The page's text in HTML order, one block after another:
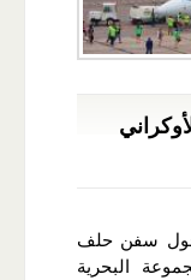
سفن حلف
البحرية